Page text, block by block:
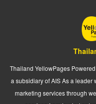
Thailand YellowPages
a subsidiary of AIS As a
marketing services through